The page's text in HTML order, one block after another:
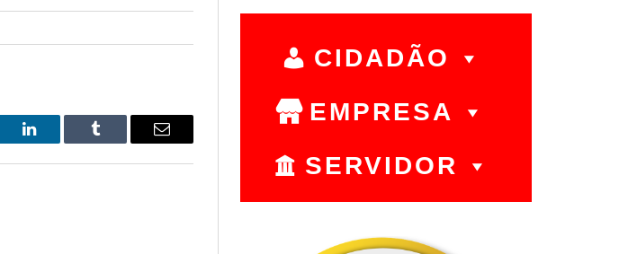
LinkedIn Tumblr
E-
CIDADÃO
EMPRESA
SERVIDOR